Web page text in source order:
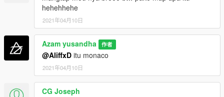
hehehhehe
2021年04月10日
Azam yusandha 作者
@AliffxD itu monaco
2021年04月10日
CG Joseph